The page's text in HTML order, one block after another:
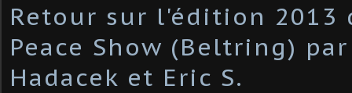
Retour sur l'édition 2013
Peace Show (Beltring)
Hadacek et Eric S.